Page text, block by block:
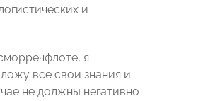
и
я
все свои знания и
не должны негативно